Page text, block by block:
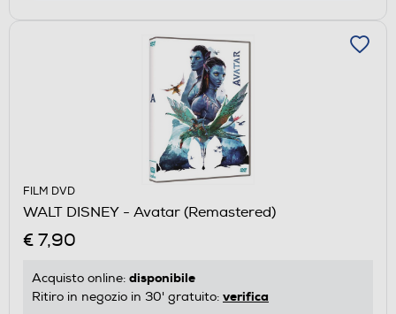
FILM DVD
WALT DISNEY - Avatar (Remastered)
€ 7,90
Acquisto online: disponibile
Ritiro in negozio in 30' gratuito: verifica